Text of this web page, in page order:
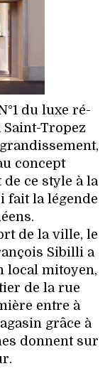
du luxe ré-
Tropez
concept
ce style à la
fait la légende
de la ville, le
Sibilli a
local mitoyen,
de la rue
entre à
grâce à
donnent sur